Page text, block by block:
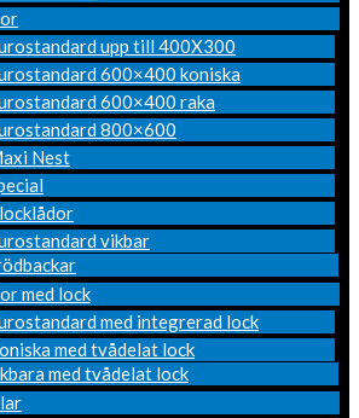
upp till 400X300
600×400 koniska
600×400 raka
800×600
Nest
vikbar
med lock
med integrerad lock
med tvådelat lock
med tvådelat lock